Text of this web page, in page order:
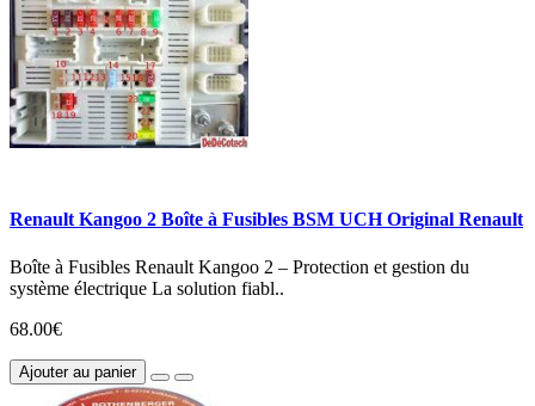
Renault Kangoo 2 Boîte à Fusibles BSM UCH Original Renault
Boîte à Fusibles Renault Kangoo 2 – Protection et gestion du
système électrique La solution fiabl..
68.00€
Ajouter au panier